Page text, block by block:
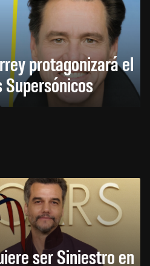
protagonizará el
ser Siniestro en